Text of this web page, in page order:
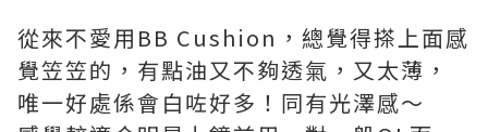
從來不愛用BB Cushion，總覺得搽上面感
覺笠笠的，有點油又不夠透氣，又太薄，
唯一好處係會白咗好多！同有光澤感～